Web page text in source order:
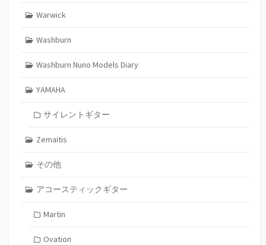
Warwick
Washburn
Washburn Nuno Models Diary
YAMAHA
サイレントギター
Zemaitis
その他
アコースティックギター
Martin
Ovation